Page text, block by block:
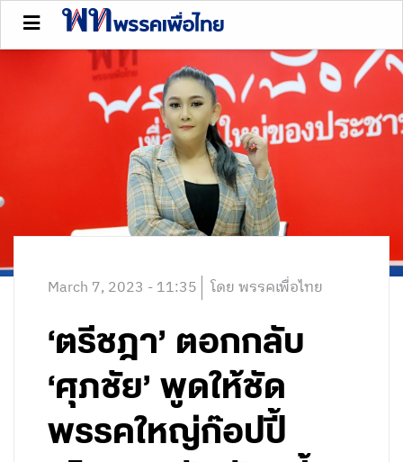
March 7, 2023 - 11:35 โดย พรรคเพื่อไทย
‘ตรีชฎา’ ตอกกลับ
‘ศุภชัย’ พูดให้ชัด
พรรคใหญ่ก๊อปปี้